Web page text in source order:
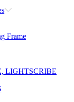
Frame
LIGHTSCRIBE